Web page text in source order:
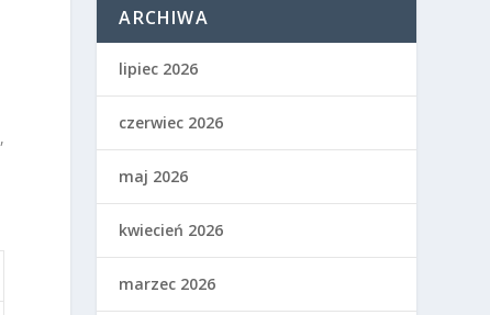
,
ARCHIWA
lipiec 2026
czerwiec 2026
maj 2026
kwiecień 2026
marzec 2026